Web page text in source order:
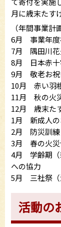
月に歳末たす
（年間事業計
6月 事業年度
7月 隅田川花
8月 日本赤十
9月 敬老お祝
10月 赤い羽
11月 秋の火
12月 歳末た
1月 新成人の
2月 防災訓練
3月 春の火災
4月 学齢期（
への協力
5月 三社祭（
活動